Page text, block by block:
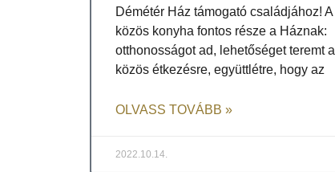
Démétér Ház támogató családjához! A
közös konyha fontos része a Háznak:
otthonosságot ad, lehetőséget teremt a
közös étkezésre, együttlétre, hogy az
OLVASS TOVÁBB »
2022.10.14.